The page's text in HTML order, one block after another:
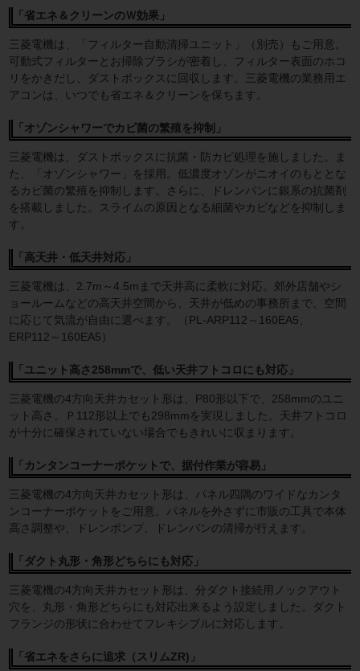
「省エネ＆クリーンのＷ効果」
三菱電機は、「フィルター自動清掃ユニット」（別売）もご用意。
可動式フィルターとお掃除ブラシが密着し、フィルター表面のホコ
リをかきだし、ダストボックスに回収します。三菱電機の業務用エ
アコンは、いつでも省エネ＆クリーンを保ちます。
「オゾンシャワーでカビ菌の繁殖を抑制」
三菱電機は、ダストボックスに抗菌・防カビ処理を施しました。ま
た、「オゾンシャワー」を採用。低濃度オゾンがニオイのもととな
るカビ菌の繁殖を抑制します。さらに、ドレンパンに銀系の抗菌剤
を搭載しました。スライムの原因となる細菌やカビなどを抑制しま
す。
「高天井・低天井対応」
三菱電機は、2.7m～4.5mまで天井高に柔軟に対応。郊外店舗やシ
ョールームなどの高天井空間から、天井が低めの事務所まで、空間
に応じて気流が自由に選べます。（PL-ARP112～160EA5、
ERP112～160EA5）
「ユニット高さ258mmで、低い天井フトコロにも対応」
三菱電機の4方向天井カセット形は、P80形以下で、258mmのユニ
ット高さ。Ｐ112形以上でも298mmを実現しました。天井フトコロ
が十分に確保されていない場合でもきれいに収まります。
「カンタンコーナーポケットで、据付作業が容易」
三菱電機の4方向天井カセット形は、パネル四隅のワイドなカンタ
ンコーナーポケットをご用意。パネルを外さずに市販の工具で本体
高さ調整や、ドレンポンプ、ドレンパンの清掃が行えます。
「ダクト丸形・角形どちらにも対応」
三菱電機の4方向天井カセット形は、分ダクト接続用ノックアウト
穴を、丸形・角形どちらにも対応出来るよう設定しました。ダクト
フランジの形状に合わせてフレキシブルに対応します。
「省エネをさらに追求（スリムZR)」